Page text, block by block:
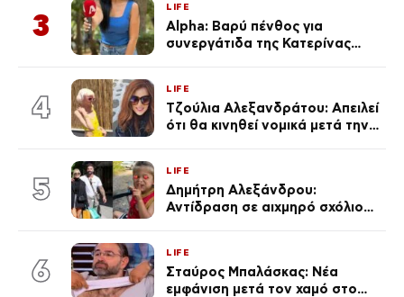
3
LIFE
Alpha: Βαρύ πένθος για
συνεργάτιδα της Κατερίνας
του Θεού»
4
LIFE
Τζούλια Αλεξανδράτου: Απειλεί
ότι θα κινηθεί νομικά μετά την
5
LIFE
Δημήτρη Αλεξάνδρου:
Αντίδραση σε αιχμηρό σχόλιο
6
LIFE
Σταύρος Μπαλάσκας: Νέα
εμφάνιση μετά τον χαμό στο